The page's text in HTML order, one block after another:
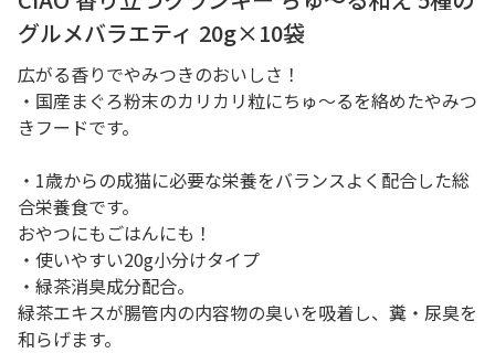
グルメバラエティ 20g×10袋
広がる香りでやみつきのおいしさ！
・国産まぐろ粉末のカリカリ粒にちゅ～るを絡めたやみつ
きフードです。
・1歳からの成猫に必要な栄養をバランスよく配合した総
合栄養食です。
おやつにもごはんにも！
・使いやすい20g小分けタイプ
・緑茶消臭成分配合。
緑茶エキスが腸管内の内容物の臭いを吸着し、糞・尿臭を
和らげます。